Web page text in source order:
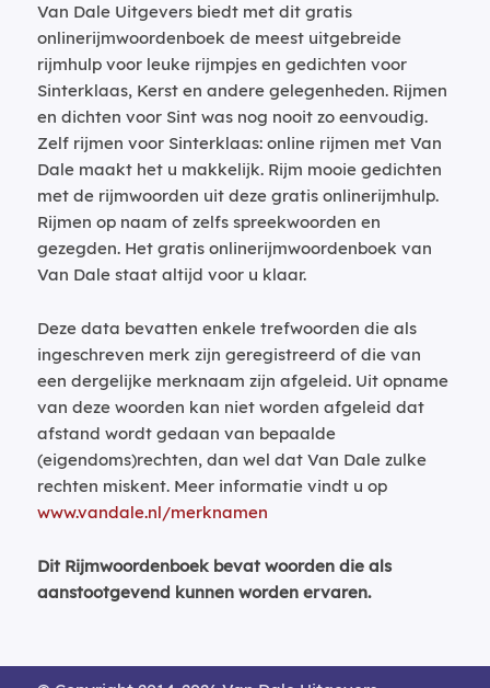
Van Dale Uitgevers biedt met dit gratis
onlinerijmwoordenboek de meest uitgebreide
rijmhulp voor leuke rijmpjes en gedichten voor
Sinterklaas, Kerst en andere gelegenheden. Rijmen
en dichten voor Sint was nog nooit zo eenvoudig.
Zelf rijmen voor Sinterklaas: online rijmen met Van
Dale maakt het u makkelijk. Rijm mooie gedichten
met de rijmwoorden uit deze gratis onlinerijmhulp.
Rijmen op naam of zelfs spreekwoorden en
gezegden. Het gratis onlinerijmwoordenboek van
Van Dale staat altijd voor u klaar.
Deze data bevatten enkele trefwoorden die als
ingeschreven merk zijn geregistreerd of die van
een dergelijke merknaam zijn afgeleid. Uit opname
van deze woorden kan niet worden afgeleid dat
afstand wordt gedaan van bepaalde
(eigendoms)rechten, dan wel dat Van Dale zulke
rechten miskent. Meer informatie vindt u op
www.vandale.nl/merknamen
Dit Rijmwoordenboek bevat woorden die als
aanstootgevend kunnen worden ervaren.